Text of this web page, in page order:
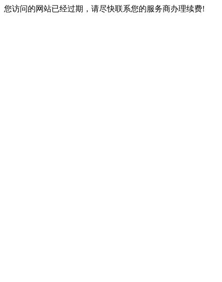
您访问的网站已经过期，请尽快联系您的服务商办理续费!